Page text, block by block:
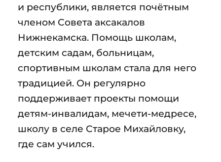
и республики, является почётным
членом Совета аксакалов
Нижнекамска. Помощь школам,
детским садам, больницам,
спортивным школам стала для него
традицией. Он регулярно
поддерживает проекты помощи
детям-инвалидам, мечети-медресе,
школу в селе Старое Михайловку,
где сам учился.